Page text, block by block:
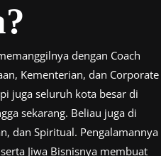
dengan Coach
Kementerian, dan Corporate
juga seluruh kota besar di
sekarang. Beliau juga di
dan Spiritual. Pengalamannya
Jiwa Bisnisnya membuat